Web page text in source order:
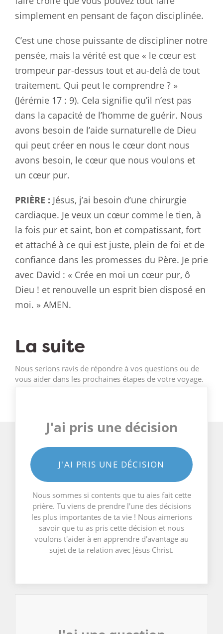
simplement en pensant de façon disciplinée.
C’est une chose puissante de discipliner notre
pensée, mais la vérité est que « le cœur est
trompeur par-dessus tout et au-delà de tout
traitement. Qui peut le comprendre ? »
(Jérémie 17 : 9). Cela signifie qu’il n’est pas
dans la capacité de l’homme de guérir. Nous
avons besoin de l’aide surnaturelle de Dieu
qui peut créer en nous le cœur dont nous
avons besoin, le cœur que nous voulons et
un cœur pur.
PRIÈRE : Jésus, j’ai besoin d’une chirurgie
cardiaque. Je veux un cœur comme le tien, à
la fois pur et saint, bon et compatissant, fort
et attaché à ce qui est juste, plein de foi et de
confiance dans les promesses du Père. Je prie
avec David : « Crée en moi un cœur pur, ô
Dieu ! et renouvelle un esprit bien disposé en
moi. » AMEN.
La suite
Nous serions ravis de répondre à vos questions ou de
vous aider dans les prochaines étapes de votre voyage.
J'ai pris une décision
J'AI PRIS UNE DÉCISION
Nous sommes si contents que tu aies fait cette
prière. Tu viens de prendre l'une des décisions
les plus importantes de ta vie ! Nous aimerions
savoir que tu as pris cette décision et nous
voulons t'aider à en apprendre d'avantage au
sujet de ta relation avec Jésus Christ.